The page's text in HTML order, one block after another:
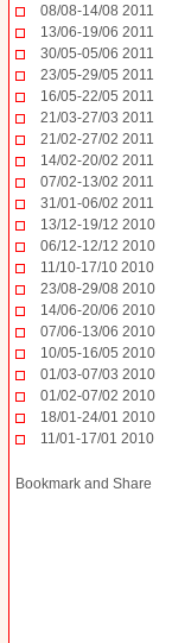
08/08-14/08 2011
13/06-19/06 2011
30/05-05/06 2011
23/05-29/05 2011
16/05-22/05 2011
21/03-27/03 2011
21/02-27/02 2011
14/02-20/02 2011
07/02-13/02 2011
31/01-06/02 2011
13/12-19/12 2010
06/12-12/12 2010
11/10-17/10 2010
23/08-29/08 2010
14/06-20/06 2010
07/06-13/06 2010
10/05-16/05 2010
01/03-07/03 2010
01/02-07/02 2010
18/01-24/01 2010
11/01-17/01 2010